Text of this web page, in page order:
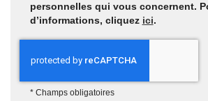
personnelles qui vous concernent.
d’informations, cliquez ici.
* Champs obligatoires